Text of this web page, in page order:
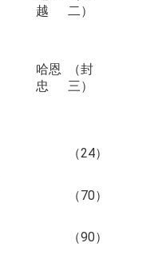
越
二）
哈恩
忠
（封
三）
（24）
（70）
（90）